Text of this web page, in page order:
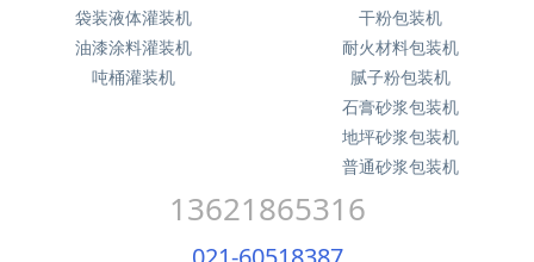
袋装液体灌装机
油漆涂料灌装机
吨桶灌装机
干粉包装机
耐火材料包装机
腻子粉包装机
石膏砂浆包装机
地坪砂浆包装机
普通砂浆包装机
13621865316